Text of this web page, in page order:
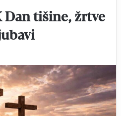
Dan tišine, žrtve